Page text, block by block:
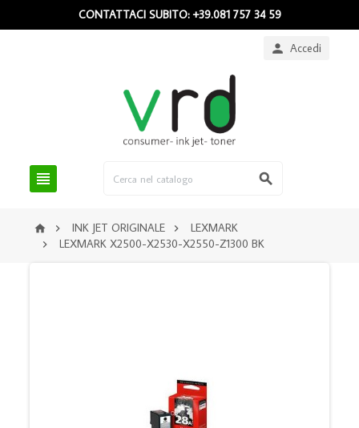
CONTATTACI SUBITO: +39.081 757 34 59
 Accedi
 
  INK JET ORIGINALE  LEXMARK
 LEXMARK X2500-X2530-X2550-Z1300 BK